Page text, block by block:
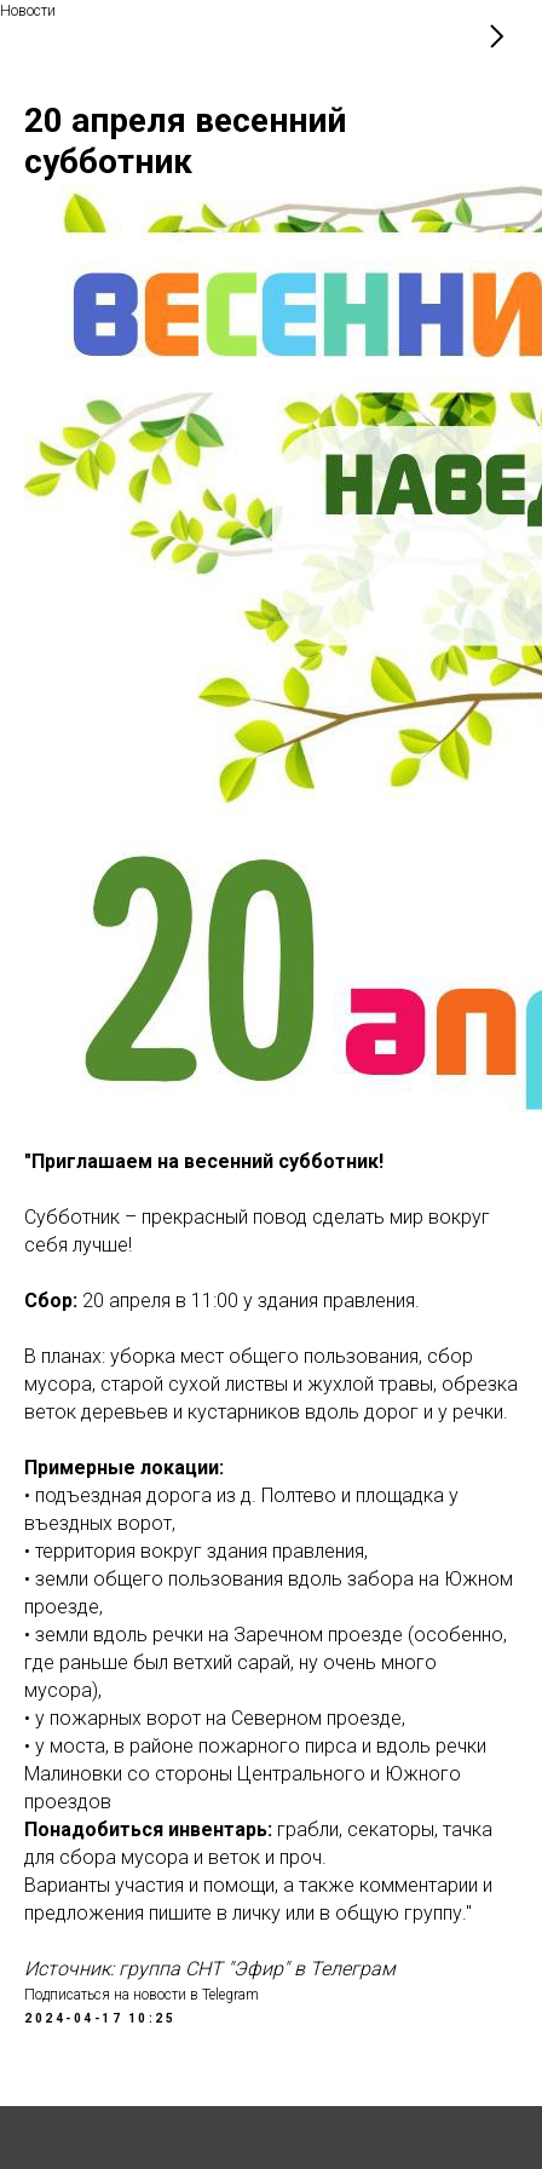
Новости
20 апреля весенний
субботник
"Приглашаем на весенний субботник!
Субботник – прекрасный повод сделать мир вокруг
себя лучше!
Сбор: 20 апреля в 11:00 у здания правления.
В планах: уборка мест общего пользования, сбор
мусора, старой сухой листвы и жухлой травы, обрезка
веток деревьев и кустарников вдоль дорог и у речки.
Примерные локации:
• подъездная дорога из д. Полтево и площадка у
въездных ворот,
• территория вокруг здания правления,
• земли общего пользования вдоль забора на Южном
проезде,
• земли вдоль речки на Заречном проезде (особенно,
где раньше был ветхий сарай, ну очень много
мусора),
• у пожарных ворот на Северном проезде,
• у моста, в районе пожарного пирса и вдоль речки
Малиновки со стороны Центрального и Южного
проездов
Понадобиться инвентарь: грабли, секаторы, тачка
для сбора мусора и веток и проч.
Варианты участия и помощи, а также комментарии и
предложения пишите в личку или в общую группу."
Источник: группа СНТ "Эфир" в Телеграм
Подписаться на новости в Telegram
2024-04-17 10:25